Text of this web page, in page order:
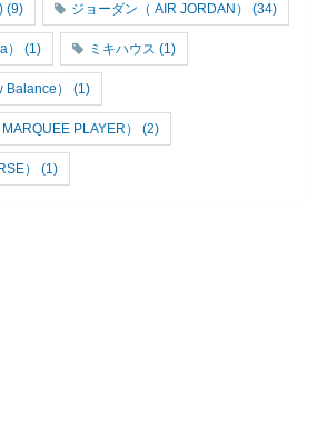
(9) ジョーダン（ AIR JORDAN） (34)
(1) ミキハウス (1)
Balance） (1)
PLAYER） (2)
） (1)